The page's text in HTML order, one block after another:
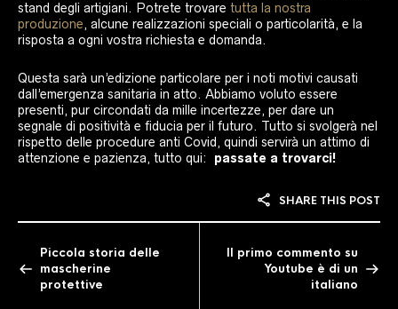
stand degli artigiani. Potrete trovare tutta la nostra
produzione, alcune realizzazioni speciali o particolarità, e la
risposta a ogni vostra richiesta e domanda.
Questa sarà un’edizione particolare per i noti motivi causati
dall’emergenza sanitaria in atto. Abbiamo voluto essere
presenti, pur circondati da mille incertezze, per dare un
segnale di positività e fiducia per il futuro. Tutto si svolgerà nel
rispetto delle procedure anti Covid, quindi servirà un attimo di
attenzione e pazienza, tutto qui: passate a trovarci!
SHARE THIS POST
Piccola storia delle
mascherine
protettive
Il primo commento su
Youtube è di un
italiano